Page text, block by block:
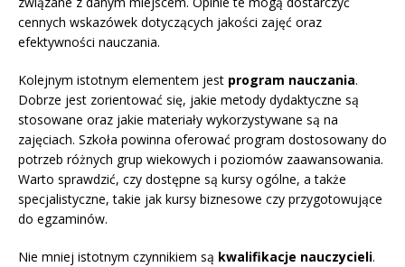
cennych wskazówek dotyczących jakości zajęć oraz
efektywności nauczania.
Kolejnym istotnym elementem jest program nauczania.
Dobrze jest zorientować się, jakie metody dydaktyczne są
stosowane oraz jakie materiały wykorzystywane są na
zajęciach. Szkoła powinna oferować program dostosowany do
potrzeb różnych grup wiekowych i poziomów zaawansowania.
Warto sprawdzić, czy dostępne są kursy ogólne, a także
specjalistyczne, takie jak kursy biznesowe czy przygotowujące
do egzaminów.
Nie mniej istotnym czynnikiem są kwalifikacje nauczycieli.